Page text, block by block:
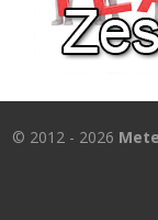
© 2012 - 2026